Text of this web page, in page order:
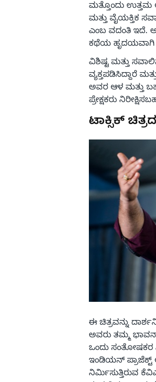
ಮತ್ತೊಂದು ಉತ್ತಮ
ಮತ್ತು ವೈಯಕ್ತಿಕ
ಎಂಬ ವದಂತಿ ಇದೆ.
ಕಥೆಯ ಹೃದಯವಾಗಿ
ವಿಶಿಷ್ಟ ಮತ್ತು
ವ್ಯಕ್ತಪಡಿಸಿದ್ದಾರೆ
ಅವರ ಆಳ ಮತ್ತು
ಪ್ರೇಕ್ಷಕರು
ಟಾಕ್ಸಿಕ್
ಈ ಚಿತ್ರವನ್ನು
ಅವರು ತಮ್ಮ
ಒಂದು ಸಂತೋಷಕರ
ಇಂಡಿಯನ್ ಪ್ರಾಜೆಕ್ಟ್
ನಿರ್ಮಿಸುತ್ತಿರುವ